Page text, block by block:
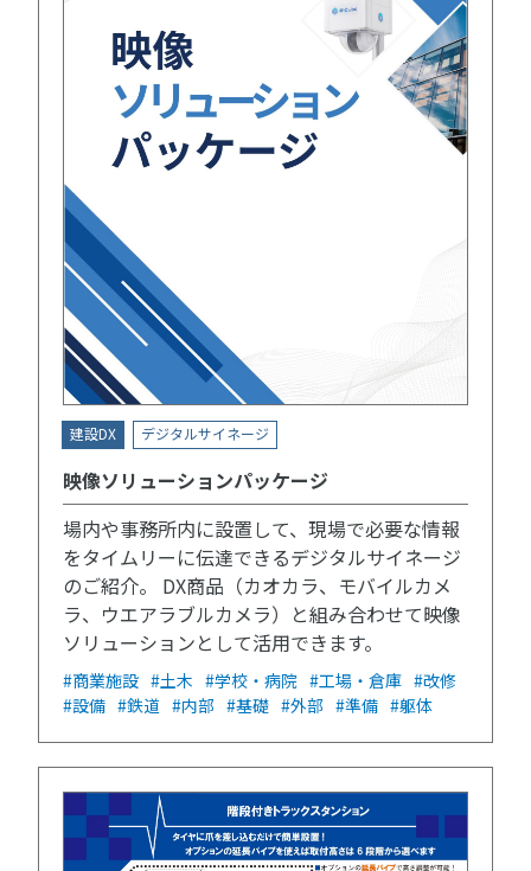
建設DX デジタルサイネージ
映像ソリューションパッケージ
場内や事務所内に設置して、現場で必要な情報
をタイムリーに伝達できるデジタルサイネージ
のご紹介。 DX商品（カオカラ、モバイルカメ
ラ、ウエアラブルカメラ）と組み合わせて映像
ソリューションとして活用できます。
#商業施設 #土木 #学校・病院 #工場・倉庫 #改修
#設備 #鉄道 #内部 #基礎 #外部 #準備 #躯体